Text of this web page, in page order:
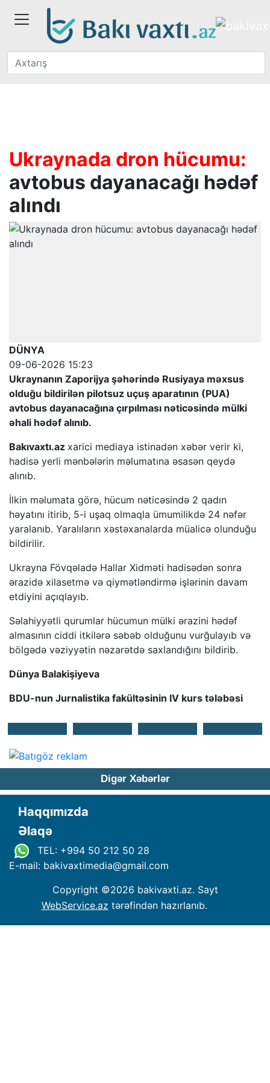
Ukraynada dron hücumu:
avtobus dayanacağı hədəf
alındı
DÜNYA
09-06-2026 15:23
Ukraynanın Zaporijya şəhərində Rusiyaya məxsus
olduğu bildirilən pilotsuz uçuş aparatının (PUA)
avtobus dayanacağına çırpılması nəticəsində mülki
əhali hədəf alınıb.
Bakıvaxtı.az xarici mediaya istinadən xəbər verir ki,
hadisə yerli mənbələrin məlumatına əsasən qeydə
alınıb.
İlkin məlumata görə, hücum nəticəsində 2 qadın
həyatını itirib, 5-i uşaq olmaqla ümumilikdə 24 nəfər
yaralanıb. Yaralıların xəstəxanalarda müalicə olunduğu
bildirilir.
Ukrayna Fövqəladə Hallar Xidməti hadisədən sonra
ərazidə xilasetmə və qiymətləndirmə işlərinin davam
etdiyini açıqlayıb.
Səlahiyyətli qurumlar hücumun mülki ərazini hədəf
almasının ciddi itkilərə səbəb olduğunu vurğulayıb və
bölgədə vəziyyətin nəzarətdə saxlandığını bildirib.
Dünya Balakişiyeva
BDU-nun Jurnalistika fakültəsinin IV kurs tələbəsi
Digər Xəbərlər
Haqqımızda
Əlaqə
TEL: +994 50 212 50 28
E-mail: bakivaxtimedia@gmail.com
Copyright ©2026 bakivaxti.az. Sayt
WebService.az tərəfindən hazırlanıb.